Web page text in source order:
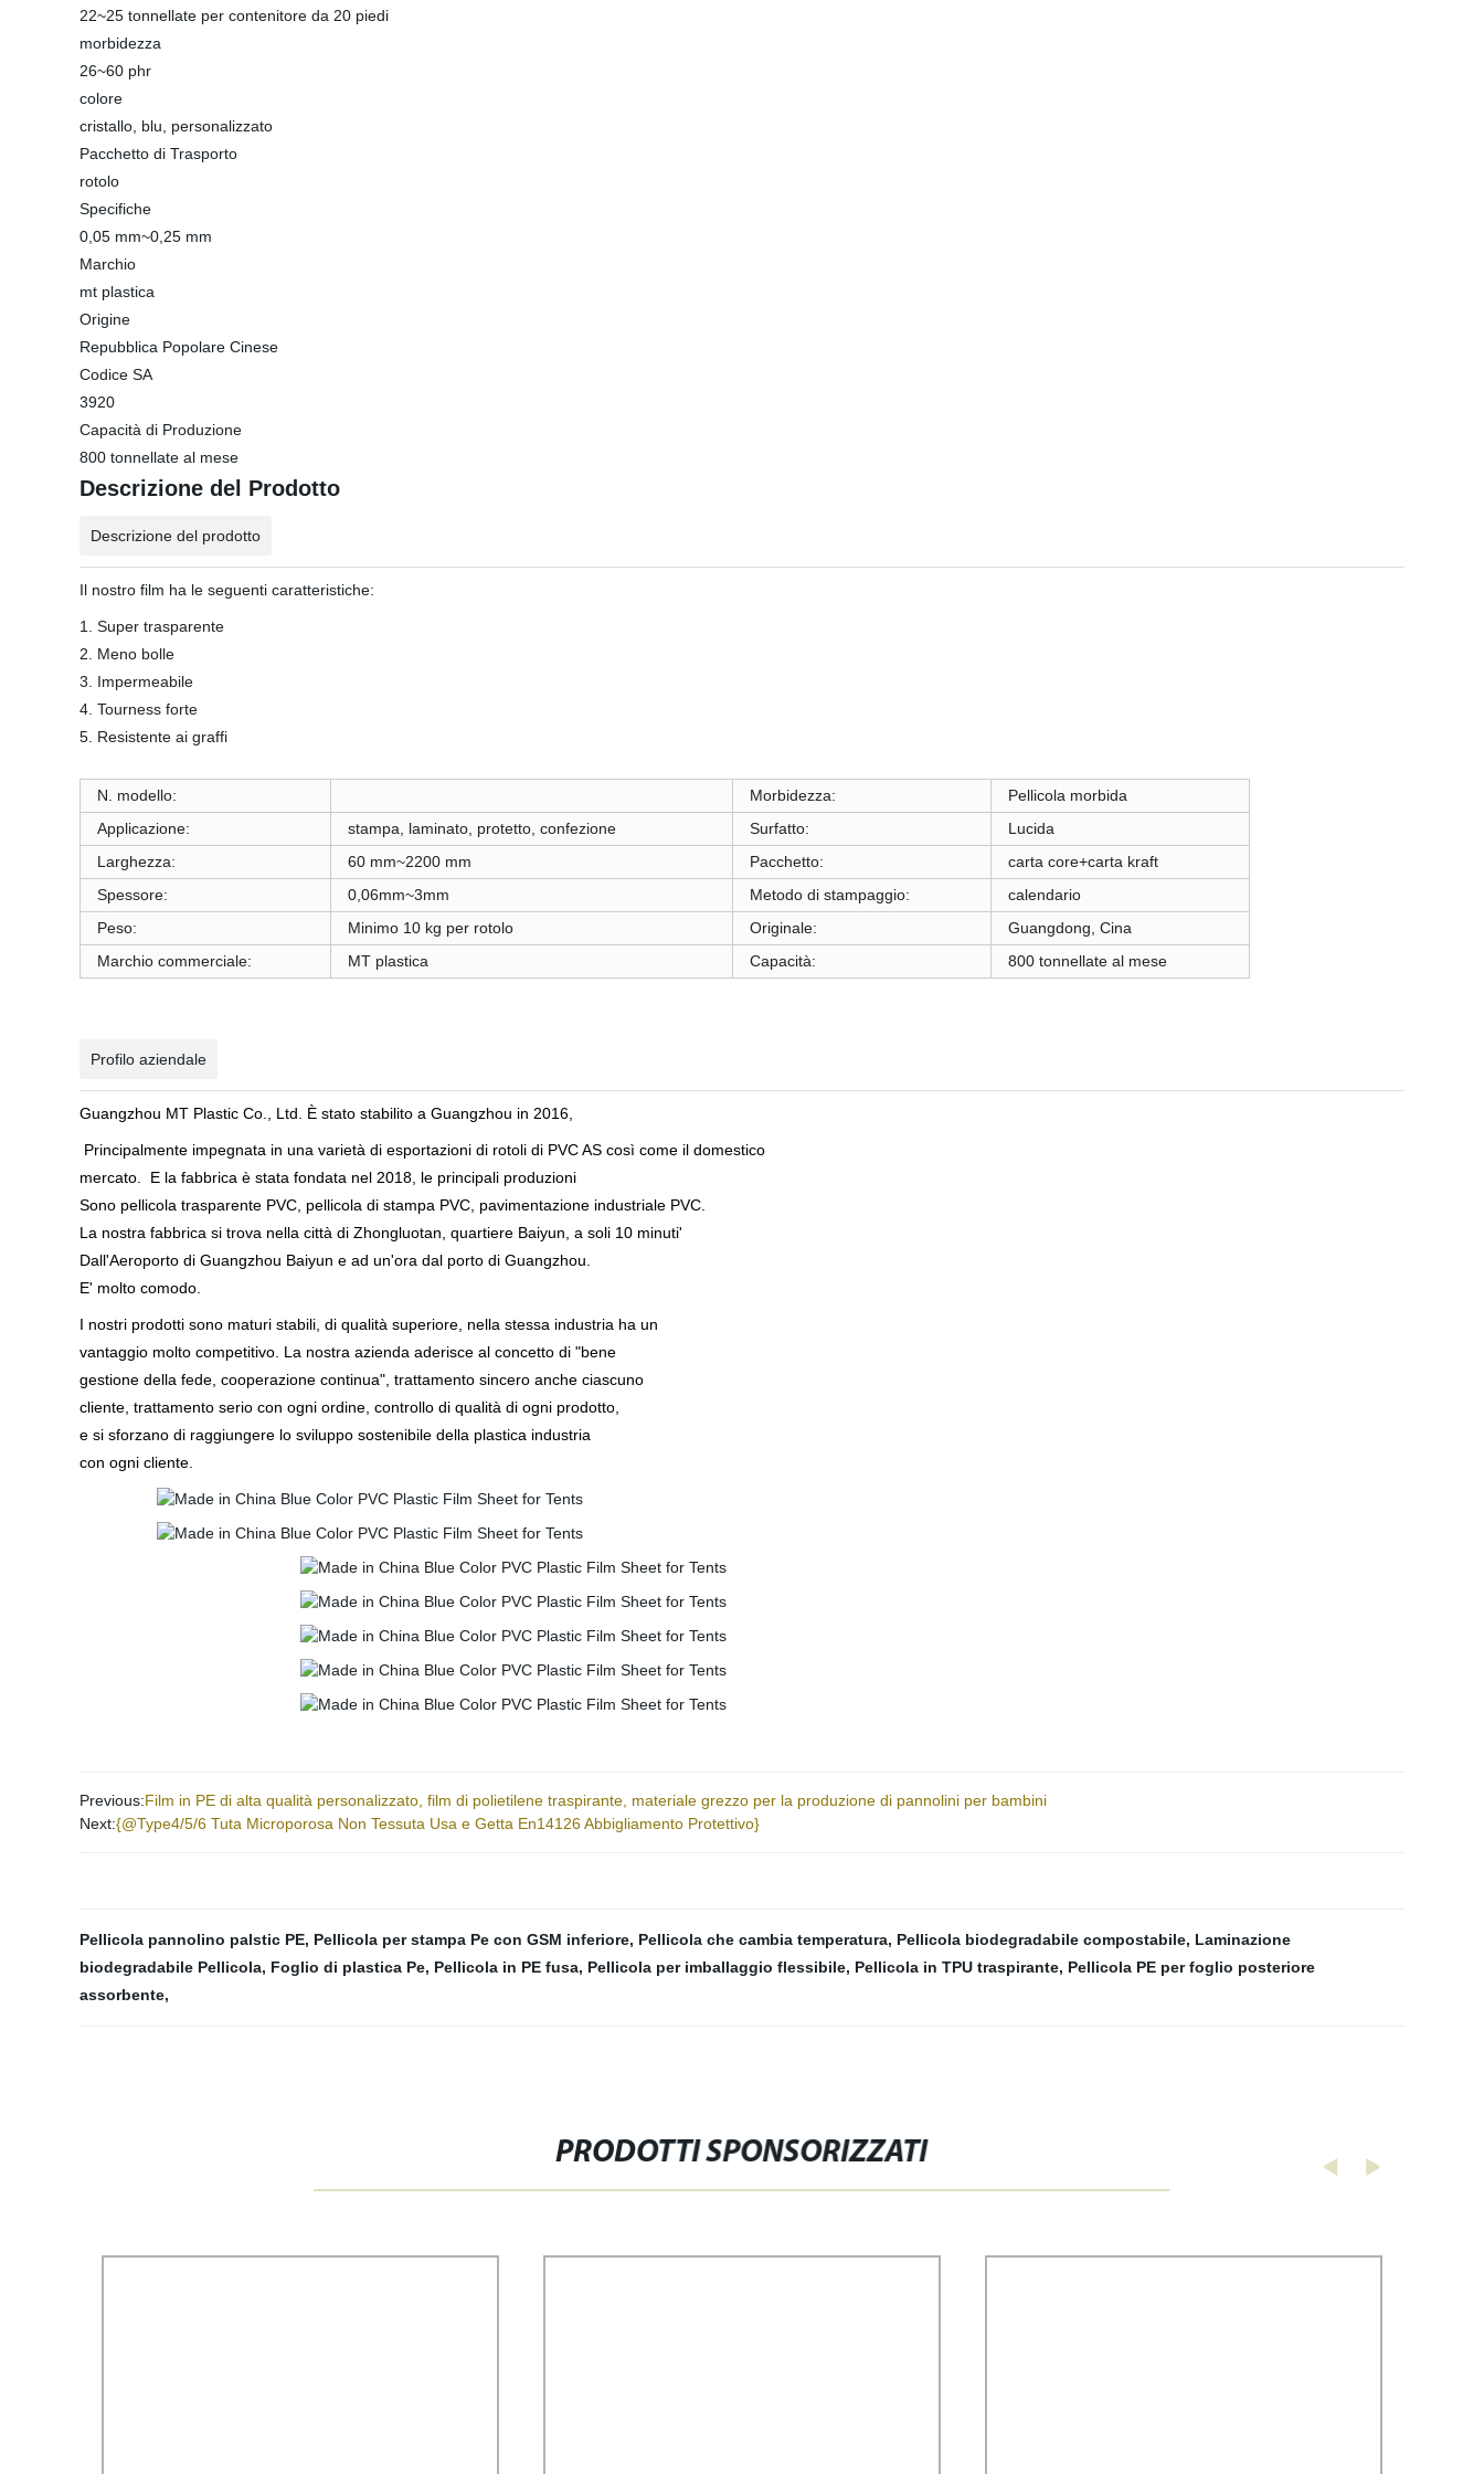
22~25 tonnellate per contenitore da 20 piedi
morbidezza
26~60 phr
colore
cristallo, blu, personalizzato
Pacchetto di Trasporto
rotolo
Specifiche
0,05 mm~0,25 mm
Marchio
mt plastica
Origine
Repubblica Popolare Cinese
Codice SA
3920
Capacità di Produzione
800 tonnellate al mese
Descrizione del Prodotto
Descrizione del prodotto
Il nostro film ha le seguenti caratteristiche:
1. Super trasparente
2. Meno bolle
3. Impermeabile
4. Tourness forte
5. Resistente ai graffi
N. modello: Morbidezza:
Pellicola morbida
Applicazione:
stampa, laminato, protetto, confezione Surfatto:
Lucida
Larghezza:
60 mm~2200 mm Pacchetto:
carta core+carta kraft
Spessore:
0,06mm~3mm Metodo di stampaggio:
calendario
Peso:
Minimo 10 kg per rotolo Originale:
Guangdong, Cina
Marchio commerciale:
MT plastica Capacità: 800 tonnellate al mese
Profilo aziendale
Guangzhou MT Plastic Co., Ltd. È stato stabilito a Guangzhou in 2016,
Principalmente impegnata in una varietà di esportazioni di rotoli di PVC AS così come il domestico
mercato. E la fabbrica è stata fondata nel 2018, le principali produzioni
Sono pellicola trasparente PVC, pellicola di stampa PVC, pavimentazione industriale PVC.
La nostra fabbrica si trova nella città di Zhongluotan, quartiere Baiyun, a soli 10 minuti'
Dall'Aeroporto di Guangzhou Baiyun e ad un'ora dal porto di Guangzhou.
E' molto comodo.
I nostri prodotti sono maturi stabili, di qualità superiore, nella stessa industria ha un
vantaggio molto competitivo. La nostra azienda aderisce al concetto di "bene
gestione della fede, cooperazione continua", trattamento sincero anche ciascuno
cliente, trattamento serio con ogni ordine, controllo di qualità di ogni prodotto,
e si sforzano di raggiungere lo sviluppo sostenibile della plastica industria
con ogni cliente.
Previous:Film in PE di alta qualità personalizzato, film di polietilene traspirante, materiale grezzo per la produzione di pannolini per bambini
Next:{@Type4/5/6 Tuta Microporosa Non Tessuta Usa e Getta En14126 Abbigliamento Protettivo}
Pellicola pannolino palstic PE, Pellicola per stampa Pe con GSM inferiore, Pellicola che cambia temperatura, Pellicola biodegradabile compostabile, Laminazione
biodegradabile Pellicola, Foglio di plastica Pe, Pellicola in PE fusa, Pellicola per imballaggio flessibile, Pellicola in TPU traspirante, Pellicola PE per foglio posteriore
assorbente,
PRODOTTI SPONSORIZZATI